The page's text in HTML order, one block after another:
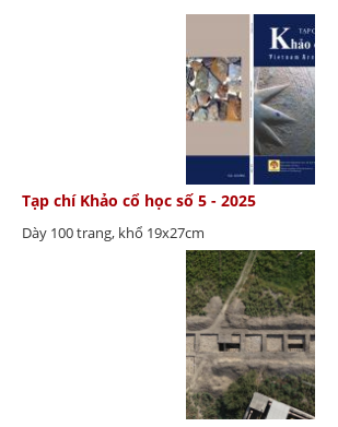
Tạp chí Khảo cổ học số 5 - 2025
Dày 100 trang, khổ 19x27cm